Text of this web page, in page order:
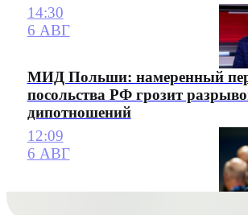
14:30
6 АВГ
МИД Польши: намеренный
посольства РФ грозит
дипотношений
12:09
6 АВГ